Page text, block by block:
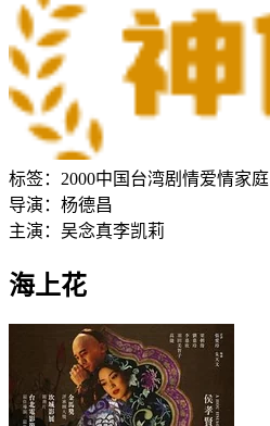
标签： 2000中国台湾剧情爱情家庭
导演： 杨德昌
主演： 吴念真李凯莉
海上花